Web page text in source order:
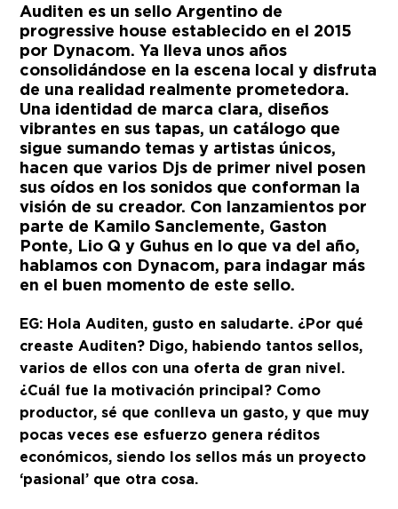
Auditen es un sello Argentino de
progressive house establecido en el 2015
por Dynacom. Ya lleva unos años
consolidándose en la escena local y disfruta
de una realidad realmente prometedora.
Una identidad de marca clara, diseños
vibrantes en sus tapas, un catálogo que
sigue sumando temas y artistas únicos,
hacen que varios Djs de primer nivel posen
sus oídos en los sonidos que conforman la
visión de su creador. Con lanzamientos por
parte de Kamilo Sanclemente, Gaston
Ponte, Lio Q y Guhus en lo que va del año,
hablamos con Dynacom, para indagar más
en el buen momento de este sello.
EG: Hola Auditen, gusto en saludarte. ¿Por qué
creaste Auditen? Digo, habiendo tantos sellos,
varios de ellos con una oferta de gran nivel.
¿Cuál fue la motivación principal? Como
productor, sé que conlleva un gasto, y que muy
pocas veces ese esfuerzo genera réditos
económicos, siendo los sellos más un proyecto
‘pasional’ que otra cosa.